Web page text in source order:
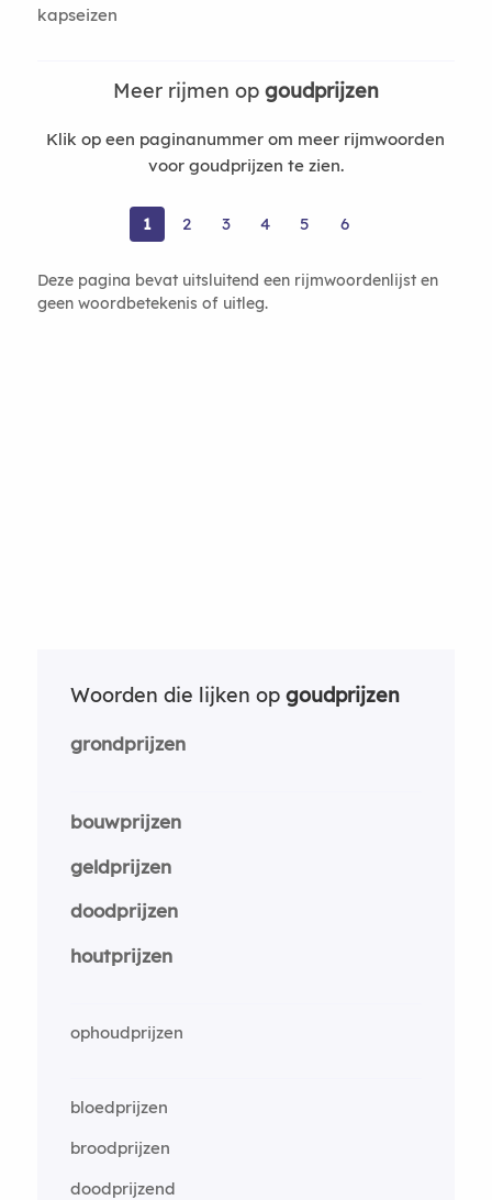
kapseizen
Meer rijmen op goudprijzen
Klik op een paginanummer om meer rijmwoorden
voor goudprijzen te zien.
1 2 3 4 5 6
Deze pagina bevat uitsluitend een rijmwoordenlijst en
geen woordbetekenis of uitleg.
Woorden die lijken op goudprijzen
grondprijzen
bouwprijzen
geldprijzen
doodprijzen
houtprijzen
ophoudprijzen
bloedprijzen
broodprijzen
doodprijzend